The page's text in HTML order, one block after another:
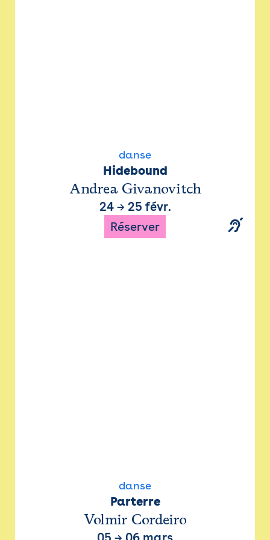
danse
Hidebound
Andrea Givanovitch
24→ 25 févr.
Réserver
danse
Parterre
Volmir Cordeiro